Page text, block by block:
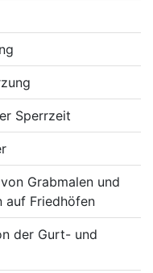
Sperrzeit
Grabmalen und
auf Friedhöfen
der Gurt- und